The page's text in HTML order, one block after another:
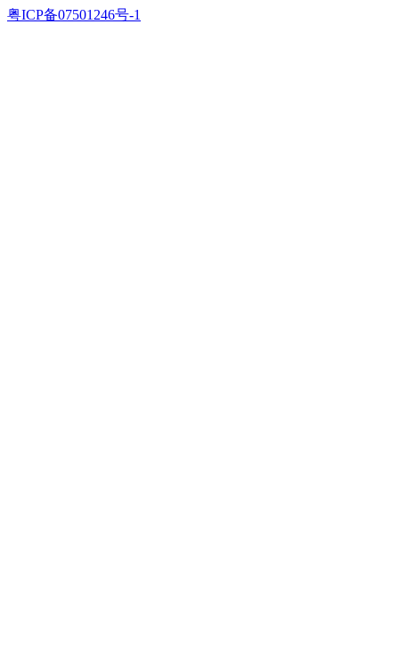
粤ICP备07501246号-1